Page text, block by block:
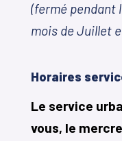
(fermé pendant
mois de Juillet
Horaires
Le service
vous, le